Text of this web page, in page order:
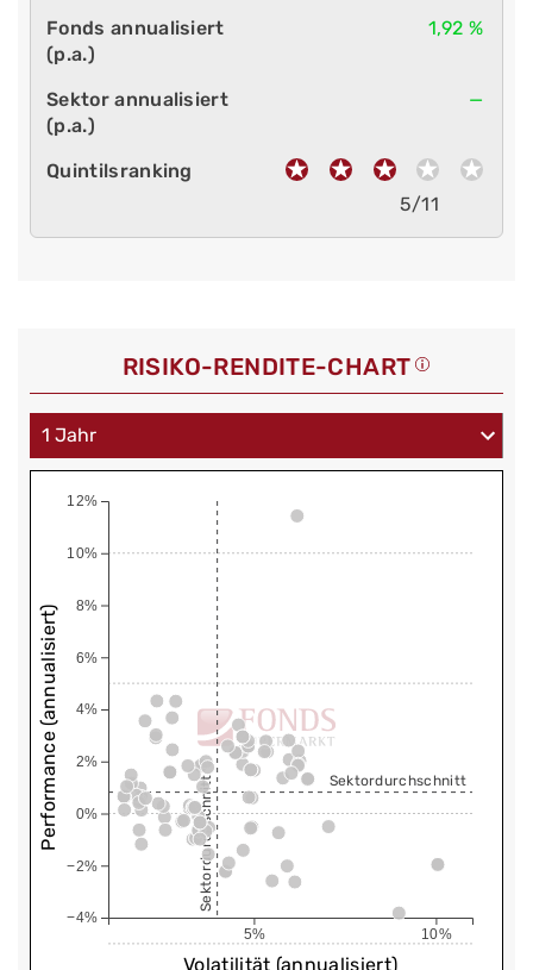
1,92 %
—
5/11
RISIKO-RENDITE-CHART
5% 10%
−4%
−2%
0%
2%
4%
6%
8%
10%
12%
Sektordurchschnitt
Sektordurchschnitt
Volatilität (annualisiert)
Performance (annualisiert)